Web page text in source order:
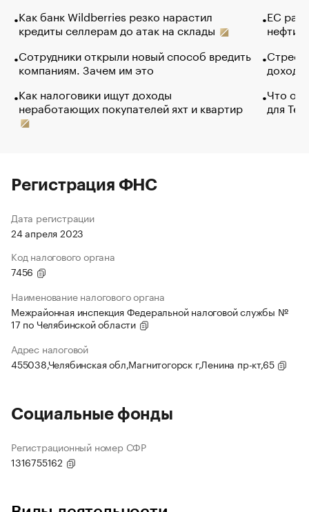
Как банк Wildberries резко нарастил
кредиты селлерам до атак на склады
Сотрудники открыли новый способ вредить
компаниям. Зачем им это
Как налоговики ищут доходы
неработающих покупателей яхт и квартир
ЕС
нефти
Что
для
Регистрация ФНС
Дата регистрации
24 апреля 2023
Код налогового органа
7456
Наименование налогового органа
Межрайонная инспекция Федеральной налоговой службы №
17 по Челябинской области
Адрес налоговой
455038,Челябинская обл,Магнитогорск г,Ленина пр-кт,65
Социальные фонды
Регистрационный номер СФР
1316755162